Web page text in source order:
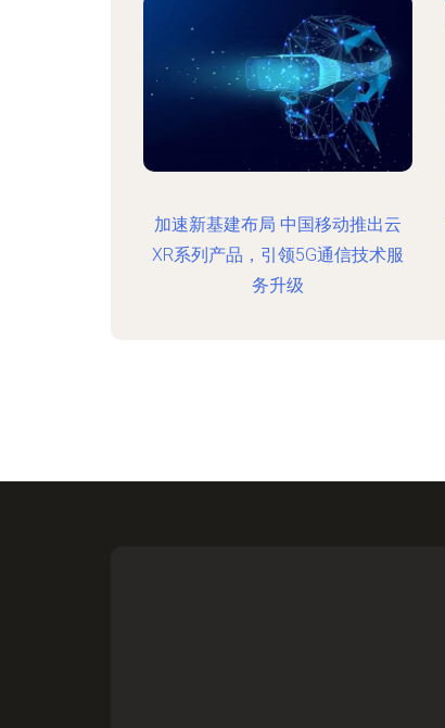
加速新基建布局 中国移动推出云
XR系列产品，引领5G通信技术服
务升级